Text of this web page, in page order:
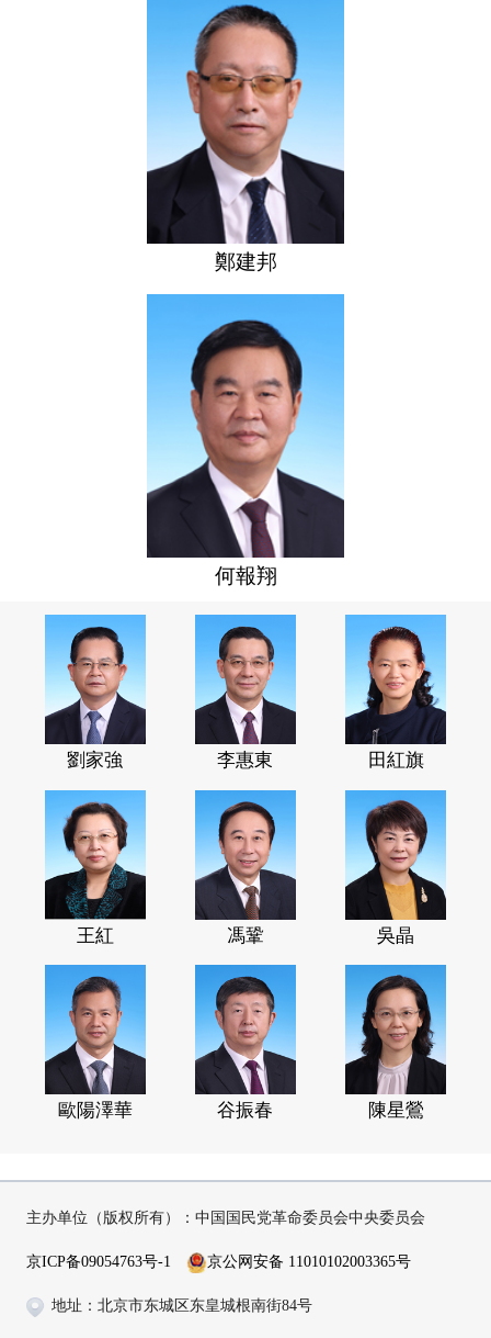
鄭建邦
何報翔
劉家強 李惠東 田紅旗
王紅 馮鞏 吳晶
歐陽澤華 谷振春 陳星鶯
主办单位（版权所有）：中国国民党革命委员会中央委员会
京ICP备09054763号-1 京公网安备 11010102003365号
地址：北京市东城区东皇城根南街84号